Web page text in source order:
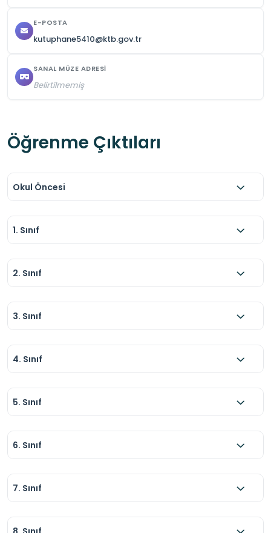
E-POSTA
kutuphane5410@ktb.gov.tr
SANAL MÜZE ADRESI
Belirtilmemiş
Öğrenme Çıktıları
Okul Öncesi
1. Sınıf
2. Sınıf
3. Sınıf
4. Sınıf
5. Sınıf
6. Sınıf
7. Sınıf